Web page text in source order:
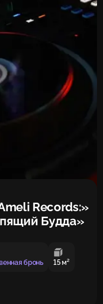
Records:»
Будда»
бронь 15 м²